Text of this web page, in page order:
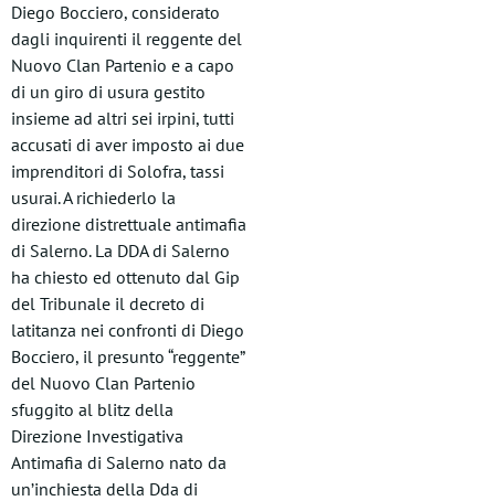
Diego Bocciero, considerato
dagli inquirenti il reggente del
Nuovo Clan Partenio e a capo
di un giro di usura gestito
insieme ad altri sei irpini, tutti
accusati di aver imposto ai due
imprenditori di Solofra, tassi
usurai. A richiederlo la
direzione distrettuale antimafia
di Salerno. La DDA di Salerno
ha chiesto ed ottenuto dal Gip
del Tribunale il decreto di
latitanza nei confronti di Diego
Bocciero, il presunto “reggente”
del Nuovo Clan Partenio
sfuggito al blitz della
Direzione Investigativa
Antimafia di Salerno nato da
un’inchiesta della Dda di